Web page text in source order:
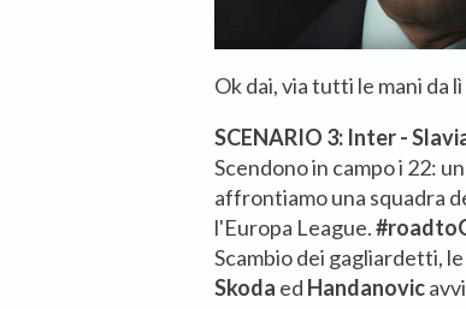
Ok dai, via tutti le mani da
SCENARIO 3: Inter -
Scendono in campo i 22:
affrontiamo una squadra
l'Europa League.
Scambio dei gagliardetti,
Skoda ed Handanovic